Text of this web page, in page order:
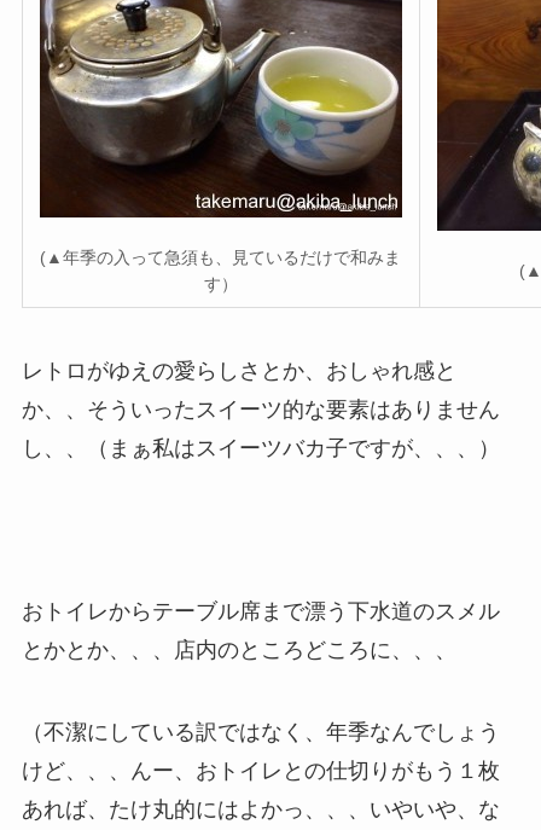
(▲年季の入って急須も、見ているだけで和みま
す）
(▲
レトロがゆえの愛らしさとか、おしゃれ感と
か、、そういったスイーツ的な要素はありません
し、、（まぁ私はスイーツバカ子ですが、、、
）
おトイレからテーブル席まで漂う下水道のスメル
とかとか、、、店内のところどころに、、、
（不潔にしている訳ではなく、年季なんでしょう
けど、、、んー、おトイレとの仕切りがもう１枚
あれば、たけ丸的にはよかっ、、、いやいや、な